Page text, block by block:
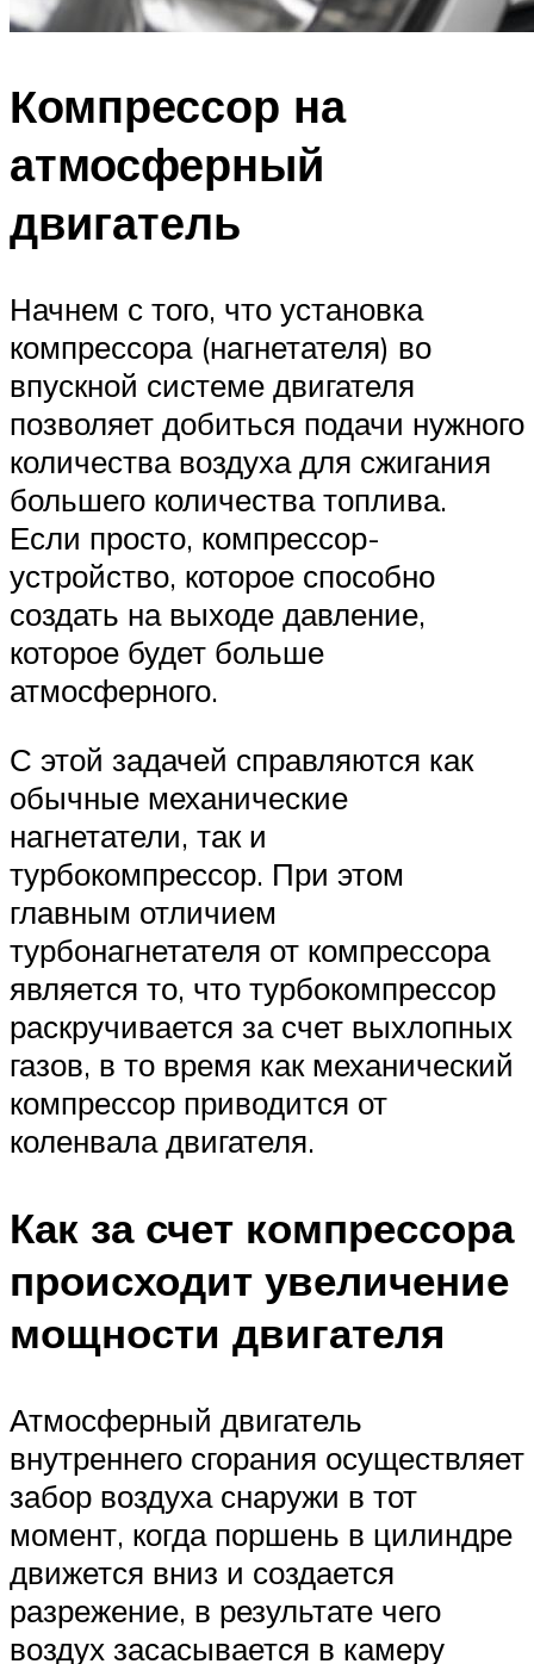
Компрессор на
атмосферный
двигатель
Начнем с того, что установка
компрессора (нагнетателя) во
впускной системе двигателя
позволяет добиться подачи нужного
количества воздуха для сжигания
большего количества топлива.
Если просто, компрессор-
устройство, которое способно
создать на выходе давление,
которое будет больше
атмосферного.
С этой задачей справляются как
обычные механические
нагнетатели, так и
турбокомпрессор. При этом
главным отличием
турбонагнетателя от компрессора
является то, что турбокомпрессор
раскручивается за счет выхлопных
газов, в то время как механический
компрессор приводится от
коленвала двигателя.
Как за счет компрессора
происходит увеличение
мощности двигателя
Атмосферный двигатель
внутреннего сгорания осуществляет
забор воздуха снаружи в тот
момент, когда поршень в цилиндре
движется вниз и создается
разрежение, в результате чего
воздух засасывается в камеру